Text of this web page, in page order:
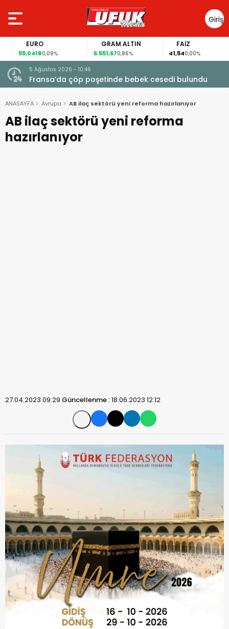
Giriş
Yap
EURO
55,04180,09%
GRAM ALTIN
6.551,670,86%
FAİZ
41,540,00%
5 Ağustos 2026 - 10:46
Fransa’da çöp poşetinde bebek cesedi bulundu
ANASAYFA Avrupa AB ilaç sektörü yeni reforma hazırlanıyor
AB ilaç sektörü yeni reforma
hazırlanıyor
27.04.2023 09:29 Güncellenme :18.06.2023 12:12